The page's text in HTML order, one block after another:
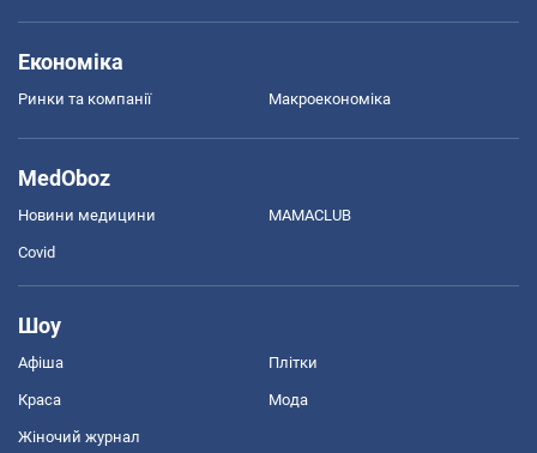
Економіка
Ринки та компанії Макроекономіка
MedOboz
Новини медицини MAMACLUB
Covid
Шоу
Афіша Плітки
Краса Мода
Жіночий журнал